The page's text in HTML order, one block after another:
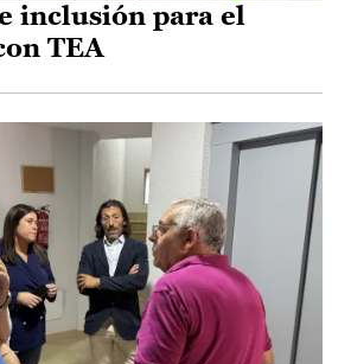
inclusión para el
TEA